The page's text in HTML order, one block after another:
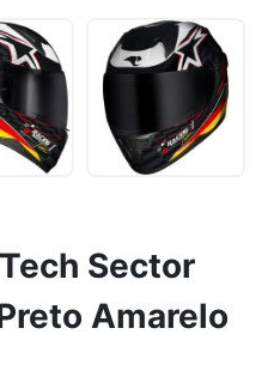
Sector
Amarelo